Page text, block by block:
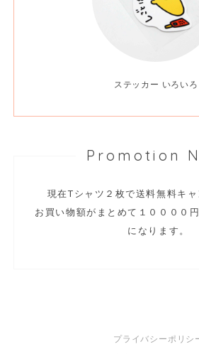
ステッカー いろいろ
Promotion
現在Tシャツ２枚で送料無料キ
お買い物額がまとめて１００００
になります。
プライバシーポリシ